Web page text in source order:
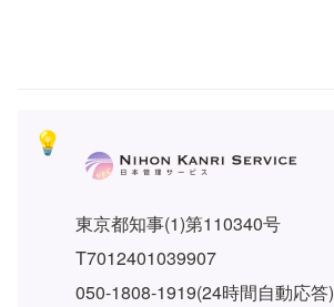
💡
東京都知事(1)第110340号
T7012401039907
050-1808-1919(24時間自動応答)